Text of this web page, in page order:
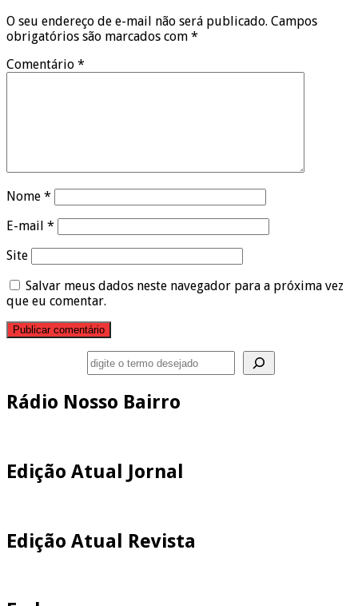
O seu endereço de e-mail não será publicado. Campos
obrigatórios são marcados com *
Comentário *
Nome *
E-mail *
Site
Salvar meus dados neste navegador para a próxima vez
que eu comentar.
Rádio Nosso Bairro
Edição Atual Jornal
Edição Atual Revista